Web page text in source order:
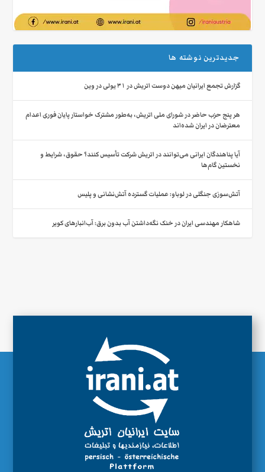
جدیدترین نوشته ها
گزارش تجمع ایرانیان میهن‌ دوست اتریش در ۳۱ یولی در وین
هر پنج حزب حاضر در شورای ملی اتریش، به‌طور مشترک خواستار پایان فوری اعدام
معترضان در ایران شده‌اند
آیا پناهندگان ایرانی می‌توانند در اتریش شرکت تأسیس کنند؟ حقوق، شرایط و
نخستین گام‌ها
آتش‌سوزی جنگلی در لوباو: عملیات گسترده آتش‌نشانی و پلیس
شاهکار مهندسی ایران در خنک نگه‌داشتن آب بدون برق: آب‌انبارهای کویر